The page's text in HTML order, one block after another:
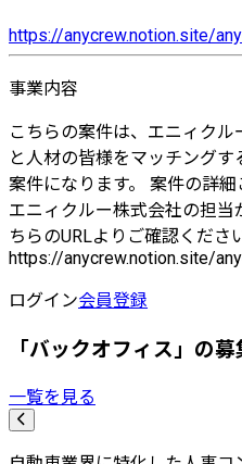
https://anycrew.notion.site/
事業内容
こちらの案件は、エニィク
と人材の皆様をマッチング
案件になります。 案件の詳
エニィクルー株式会社の担当
ちらのURLよりご確認くださ
https://anycrew.notion.site/
ログイン会員登録
「バックオフィス」の
一覧を見る